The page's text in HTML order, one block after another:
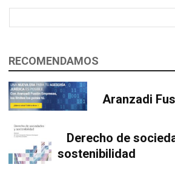
RECOMENDAMOS
Aranzadi
Derecho de
sostenibilidad